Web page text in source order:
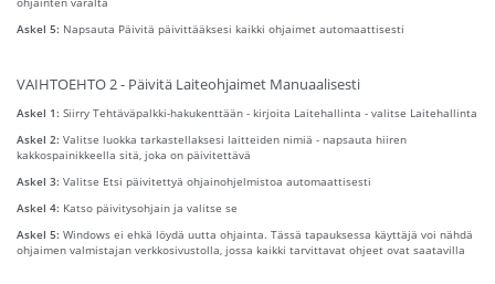
Askel 5: Napsauta Päivitä päivittääksesi kaikki ohjaimet automaattisesti
VAIHTOEHTO 2 - Päivitä Laiteohjaimet Manuaalisesti
Askel 1: Siirry Tehtäväpalkki-hakukenttään - kirjoita Laitehallinta - valitse Laitehallinta
Askel 2: Valitse luokka tarkastellaksesi laitteiden nimiä - napsauta hiiren
kakkospainikkeella sitä, joka on päivitettävä
Askel 3: Valitse Etsi päivitettyä ohjainohjelmistoa automaattisesti
Askel 4: Katso päivitysohjain ja valitse se
Askel 5: Windows ei ehkä löydä uutta ohjainta. Tässä tapauksessa käyttäjä voi nähdä
ohjaimen valmistajan verkkosivustolla, jossa kaikki tarvittavat ohjeet ovat saatavilla